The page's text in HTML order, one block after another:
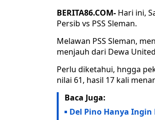
BERITA86.COM- Hari ini,
Persib vs PSS Sleman.
Melawan PSS Sleman,
menjauh dari Dewa
Perlu diketahui, hngga
nilai 61, hasil 17 kali
Baca Juga:
Del Pino Hanya Ingin